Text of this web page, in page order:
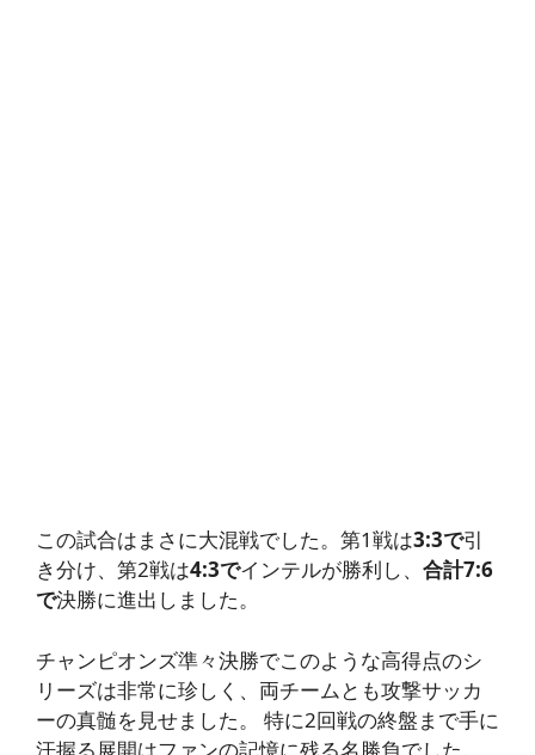
この試合はまさに大混戦でした。第1戦は3:3で引
き分け、第2戦は4:3でインテルが勝利し、 合計7:6
で決勝に進出しました。
チャンピオンズ準々決勝でこのような高得点のシ
リーズは非常に珍しく、両チームとも攻撃サッカ
ーの真髄を見せました。 特に2回戦の終盤まで手に